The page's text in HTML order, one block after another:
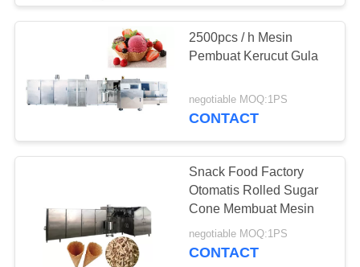
2500pcs / h Mesin
Pembuat Kerucut Gula
negotiable MOQ:1PS
CONTACT
Snack Food Factory
Otomatis Rolled Sugar
Cone Membuat Mesin
negotiable MOQ:1PS
CONTACT